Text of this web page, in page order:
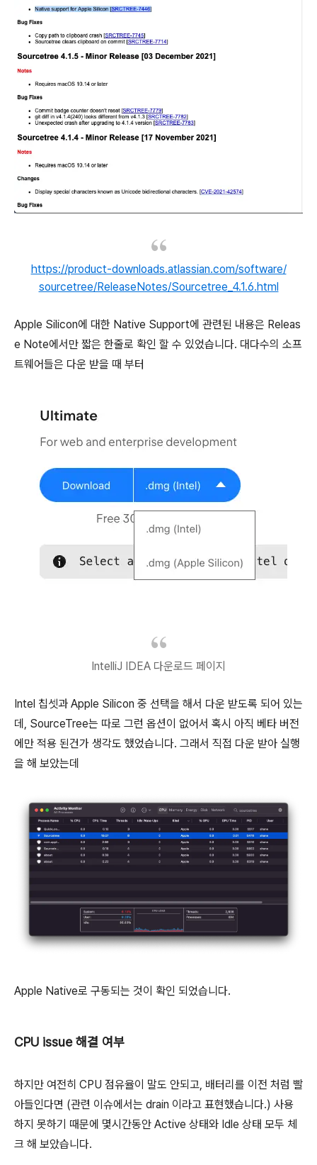
https://product-downloads.atlassian.com/software/
sourcetree/ReleaseNotes/Sourcetree_4.1.6.html
Apple Silicon에 대한 Native Support에 관련된 내용은 Releas
e Note에서만 짧은 한줄로 확인 할 수 있었습니다. 대다수의 소프
트웨어들은 다운 받을 때 부터
IntelliJ IDEA 다운로드 페이지
Intel 칩셋과 Apple Silicon 중 선택을 해서 다운 받도록 되어 있는
데, SourceTree는 따로 그런 옵션이 없어서 혹시 아직 베타 버전
에만 적용 된건가 생각도 했었습니다. 그래서 직접 다운 받아 실행
을 해 보았는데
Apple Native로 구동되는 것이 확인 되었습니다.
CPU issue 해결 여부
하지만 여전히 CPU 점유율이 말도 안되고, 배터리를 이전 처럼 빨
아들인다면 (관련 이슈에서는 drain 이라고 표현했습니다.) 사용
하지 못하기 때문에 몇시간동안 Active 상태와 Idle 상태 모두 체
크 해 보았습니다.